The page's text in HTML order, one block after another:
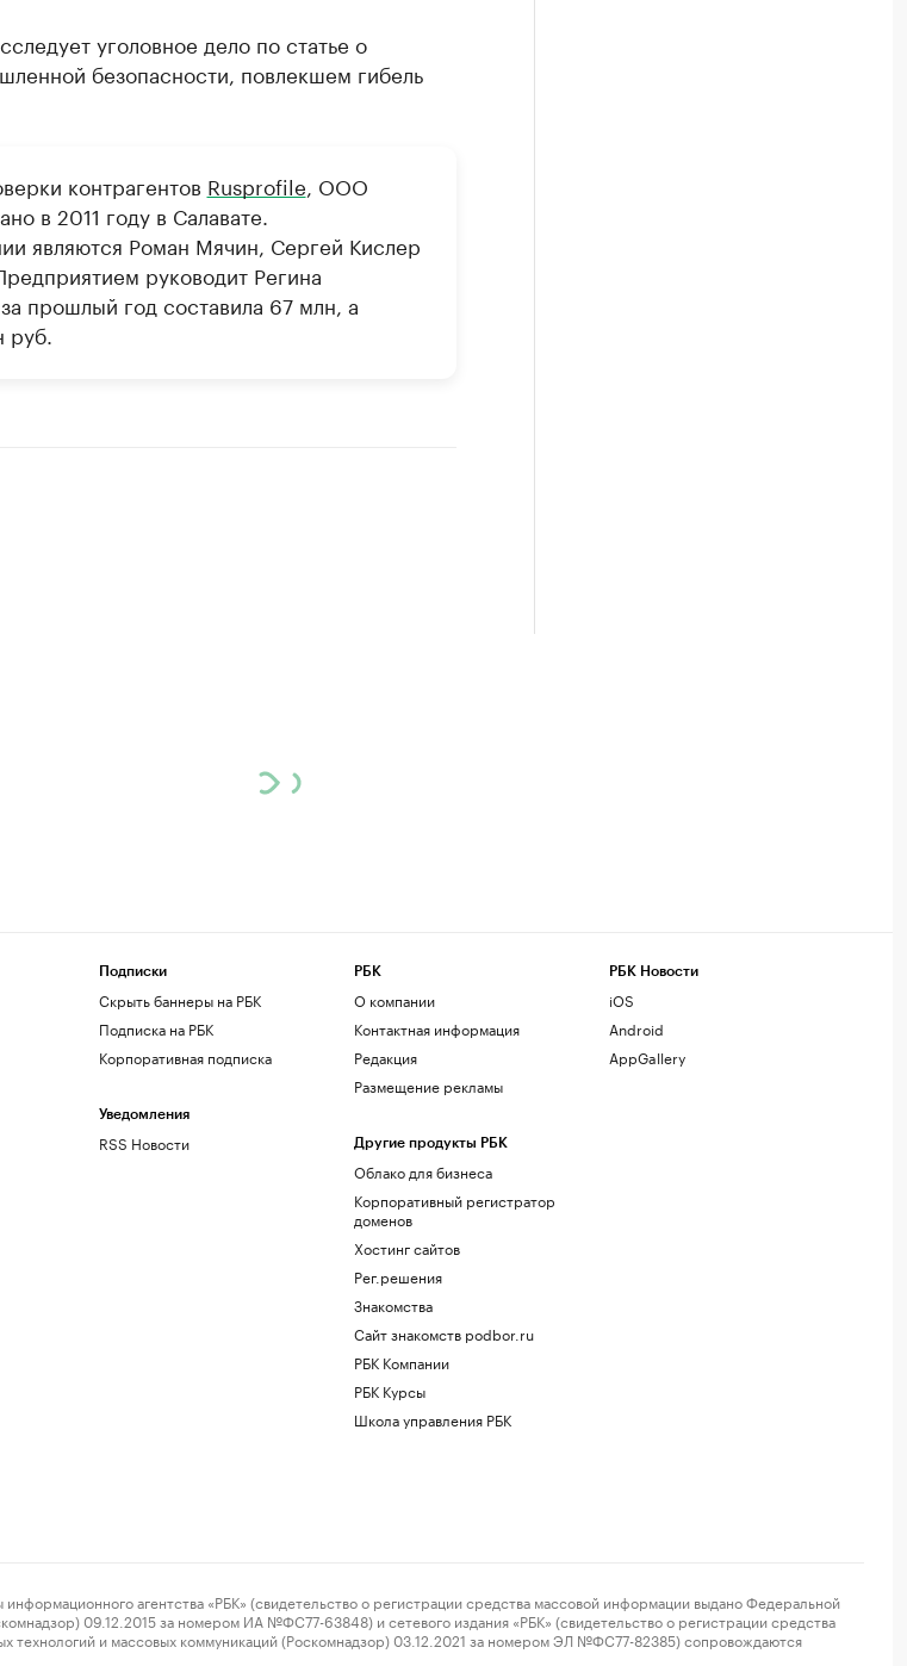
уголовное дело по статье о
безопасности, повлекшем гибель
контрагентов Rusprofile , ООО
в 2011 году в Салавате.
являются Роман Мячин, Сергей Кислер
руководит Регина
прошлый год составила 67 млн, а
руб.
Подписки
Скрыть баннеры на РБК
Подписка на РБК
Корпоративная подписка
Уведомления
RSS Новости
РБК
О компании
Контактная информация
Редакция
Размещение рекламы
Другие продукты РБК
Облако для бизнеса
Корпоративный регистратор
доменов
Хостинг сайтов
Рег.решения
Знакомства
Сайт знакомств podbor.ru
РБК Компании
РБК Курсы
Школа управления РБК
РБК Новости
iOS
Android
AppGallery
агентства «РБК» (свидетельство о регистрации средства массовой информации выдано Федеральной
09.12.2015 за номером ИА №ФС77-63848) и сетевого издания «РБК» (свидетельство о регистрации средства
и массовых коммуникаций (Роскомнадзор) 03.12.2021 за номером ЭЛ №ФС77-82385) сопровождаются